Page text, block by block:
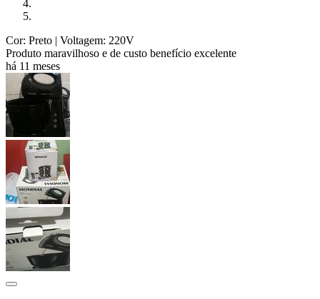
Cor: Preto | Voltagem: 220V
Produto maravilhoso e de custo benefício excelente
há 11 meses